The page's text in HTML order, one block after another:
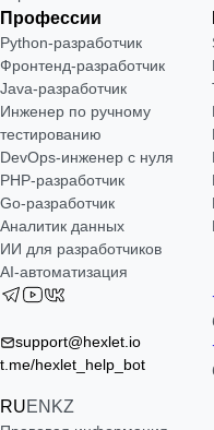
Профессии
Python-разработчик
Фронтенд-разработчик
Java-разработчик
Инженер по ручному
тестированию
DevOps-инженер с нуля
РНР-разработчик
Go-разработчик
Аналитик данных
ИИ для разработчиков
AI-автоматизация
support@hexlet.io
t.me/hexlet_help_bot
RUEN KZ